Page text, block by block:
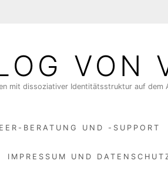
VON
mit dissoziativer Identitätsstruktur auf dem
BERATUNG UND -SUPPORT
IMPRESSUM UND